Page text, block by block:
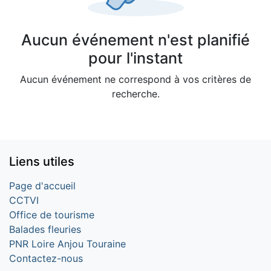
Aucun événement n'est planifié
pour l'instant
Aucun événement ne correspond à vos critères de
recherche.
Liens utiles
Page d'accueil
CCTVI
Office de tourisme
Balades fleuries
PNR Loire Anjou Touraine
Contactez-nous